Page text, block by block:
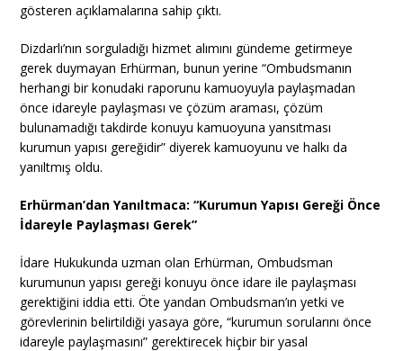
gösteren açıklamalarına sahip çıktı.
Dizdarlı’nın sorguladığı hizmet alımını gündeme getirmeye
gerek duymayan Erhürman, bunun yerine “Ombudsmanın
herhangi bir konudaki raporunu kamuoyuyla paylaşmadan
önce idareyle paylaşması ve çözüm araması, çözüm
bulunamadığı takdirde konuyu kamuoyuna yansıtması
kurumun yapısı gereğidir” diyerek kamuoyunu ve halkı da
yanıltmış oldu.
Erhürman’dan Yanıltmaca: “Kurumun Yapısı Gereği Önce
İdareyle Paylaşması Gerek”
İdare Hukukunda uzman olan Erhürman, Ombudsman
kurumunun yapısı gereği konuyu önce idare ile paylaşması
gerektiğini iddia etti. Öte yandan Ombudsman’ın yetki ve
görevlerinin belirtildiği yasaya göre, “kurumun sorularını önce
idareyle paylaşmasını” gerektirecek hiçbir bir yasal